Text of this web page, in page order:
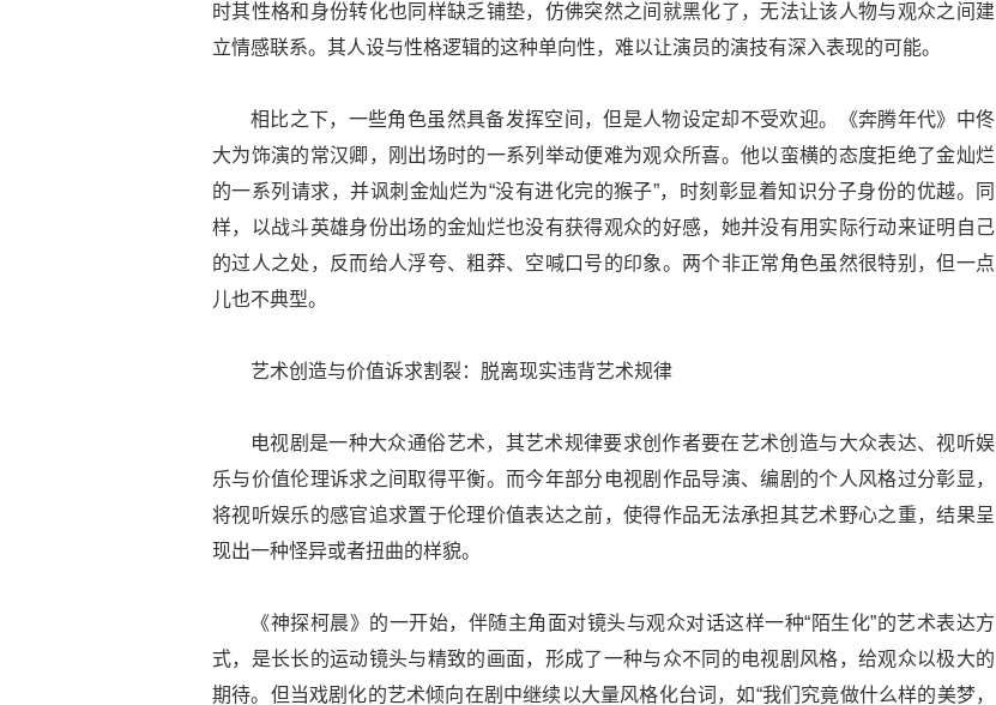
时其性格和身份转化也同样缺乏铺垫，仿佛突然之间就黑化了，无法让该人物与观众之间建
立情感联系。其人设与性格逻辑的这种单向性，难以让演员的演技有深入表现的可能。
相比之下，一些角色虽然具备发挥空间，但是人物设定却不受欢迎。《奔腾年代》中佟
大为饰演的常汉卿，刚出场时的一系列举动便难为观众所喜。他以蛮横的态度拒绝了金灿烂
的一系列请求，并讽刺金灿烂为“没有进化完的猴子”，时刻彰显着知识分子身份的优越。同
样，以战斗英雄身份出场的金灿烂也没有获得观众的好感，她并没有用实际行动来证明自己
的过人之处，反而给人浮夸、粗莽、空喊口号的印象。两个非正常角色虽然很特别，但一点
儿也不典型。
艺术创造与价值诉求割裂：脱离现实违背艺术规律
电视剧是一种大众通俗艺术，其艺术规律要求创作者要在艺术创造与大众表达、视听娱
乐与价值伦理诉求之间取得平衡。而今年部分电视剧作品导演、编剧的个人风格过分彰显，
将视听娱乐的感官追求置于伦理价值表达之前，使得作品无法承担其艺术野心之重，结果呈
现出一种怪异或者扭曲的样貌。
《神探柯晨》的一开始，伴随主角面对镜头与观众对话这样一种“陌生化”的艺术表达方
式，是长长的运动镜头与精致的画面，形成了一种与众不同的电视剧风格，给观众以极大的
期待。但当戏剧化的艺术倾向在剧中继续以大量风格化台词，如“我们究竟做什么样的美梦，